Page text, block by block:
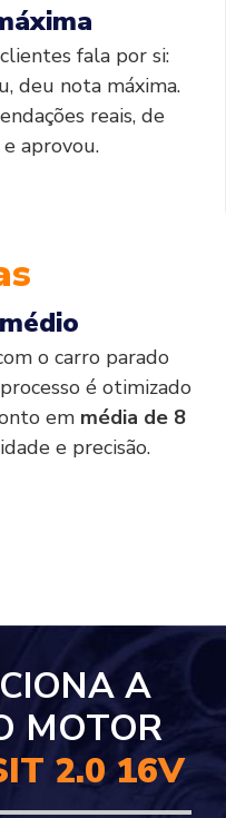
fala por si:
deu nota máxima.
reais, de
aprovou.
o carro parado
é otimizado
em média de 8
e precisão.
A
MOTOR
2.0 16V